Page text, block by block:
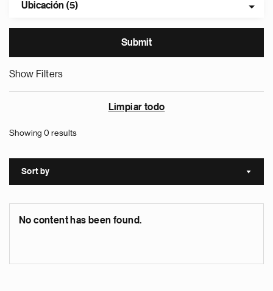
Ubicación (5)
Show Filters
Limpiar todo
Showing 0 results
Sort by Sort
No content has been found.